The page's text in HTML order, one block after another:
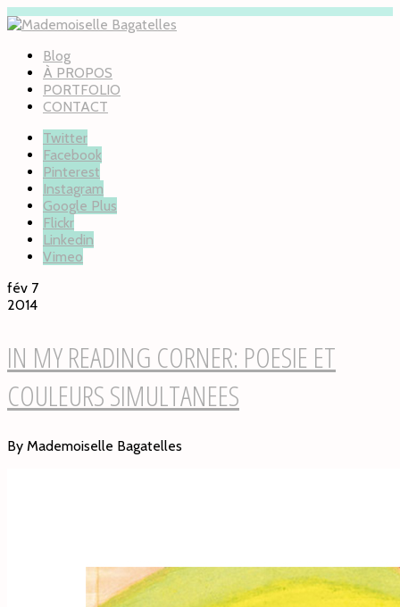
Blog
À PROPOS
PORTFOLIO
CONTACT
Twitter
Facebook
Pinterest
Instagram
Google Plus
Flickr
Linkedin
Vimeo
fév 7
2014
IN MY READING CORNER: POESIE ET
COULEURS SIMULTANEES
By Mademoiselle Bagatelles